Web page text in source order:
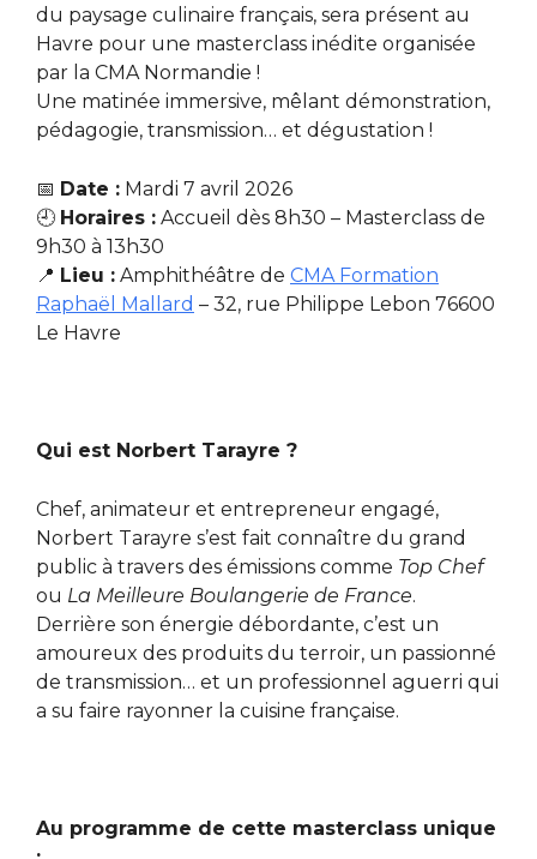
du paysage culinaire français, sera présent au
Havre pour une masterclass inédite organisée
par la CMA Normandie !
Une matinée immersive, mêlant démonstration,
pédagogie, transmission… et dégustation !
📅 Date : Mardi 7 avril 2026
🕘 Horaires : Accueil dès 8h30 – Masterclass de
9h30 à 13h30
📍 Lieu : Amphithéâtre de CMA Formation
Raphaël Mallard – 32, rue Philippe Lebon 76600
Le Havre
Qui est Norbert Tarayre ?
Chef, animateur et entrepreneur engagé,
Norbert Tarayre s’est fait connaître du grand
public à travers des émissions comme Top Chef
ou La Meilleure Boulangerie de France.
Derrière son énergie débordante, c’est un
amoureux des produits du terroir, un passionné
de transmission… et un professionnel aguerri qui
a su faire rayonner la cuisine française.
Au programme de cette masterclass unique